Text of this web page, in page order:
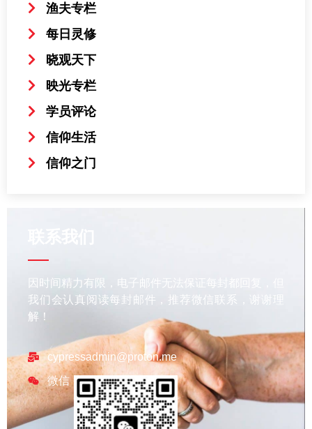
渔夫专栏
每日灵修
晓观天下
映光专栏
学员评论
信仰生活
信仰之门
因时间精力有限，电子邮件无法保证每封都回复，但
我们会认真阅读每封邮件，推荐微信联系，谢谢理
解！
cypressadmin@proton.me
微信